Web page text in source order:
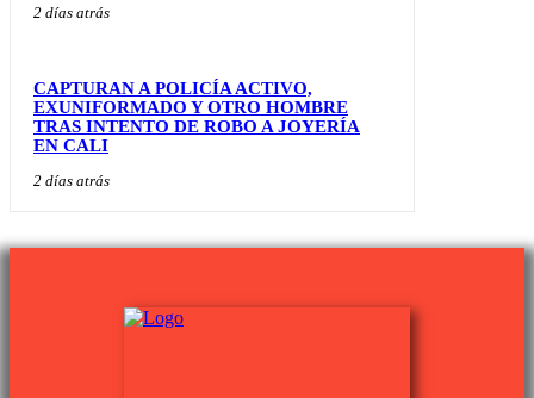
2 días atrás
CAPTURAN A POLICÍA ACTIVO,
EXUNIFORMADO Y OTRO HOMBRE
TRAS INTENTO DE ROBO A JOYERÍA
EN CALI
2 días atrás